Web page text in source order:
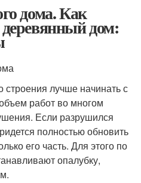
дома. Как
дом:
строения лучше начинать с
работ во многом
Если разрушился
полностью обновить
его часть. Для этого по
опалубку,